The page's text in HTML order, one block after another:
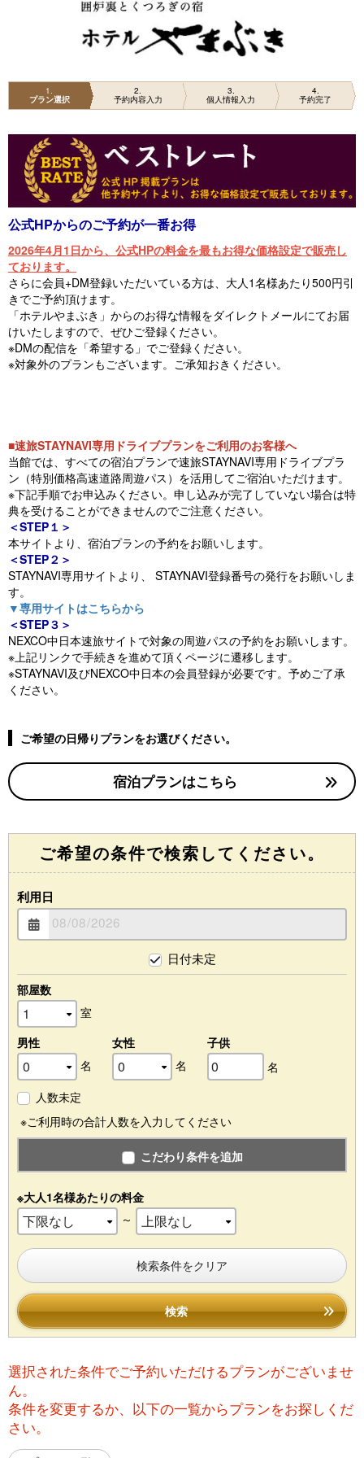
1
プラン選択
2
予約内容入力
3
個人情報入力
4
予約完了
公式HPからのご予約が一番お得
2026年4月1日から、公式HPの料金を最もお得な価格設定で販売し
ております。
さらに会員+DM登録いただいている方は、大人1名様あたり500円引
きでご予約頂けます。
「ホテルやまぶき」からのお得な情報をダイレクトメールにてお届
けいたしますので、ぜひご登録ください。
※DMの配信を「希望する」でご登録ください。
※対象外のプランもございます。ご承知おきください。
■速旅STAYNAVI専用ドライブプランをご利用のお客様へ
当館では、すべての宿泊プランで速旅STAYNAVI専用ドライブプラ
ン（特別価格高速道路周遊パス）を活用してご宿泊いただけます。
※下記手順でお申込みください。申し込みが完了していない場合は特
典を受けることができませんのでご注意ください。
＜STEP１＞
本サイトより、宿泊プランの予約をお願いします。
＜STEP２＞
STAYNAVI専用サイトより、 STAYNAVI登録番号の発行をお願いしま
す。
▼専用サイトはこちらから
＜STEP３＞
NEXCO中日本速旅サイトで対象の周遊パスの予約をお願いします。
※上記リンクで手続きを進めて頂くページに遷移します。
※STAYNAVI及びNEXCO中日本の会員登録が必要です。予めご了承
ください。
ご希望の日帰りプランをお選びください。
宿泊プランはこちら
ご希望の条件で検索してください。
利用日
日付未定
部屋数
室
男性
名
女性
名
子供
名
人数未定
※ご利用時の合計人数を入力してください
こだわり条件を追加
※大人1名様あたりの料金
～
検索条件をクリア
検索
選択された条件でご予約いただけるプランがございませ
ん。
条件を変更するか、以下の一覧からプランをお探しくだ
さい。